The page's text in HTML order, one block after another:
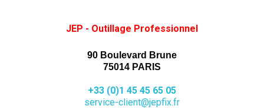
JEP - Outillage Professionnel
90 Boulevard Brune
75014 PARIS
+33 (0)1 45 45 65 05
service-client@jepfix.fr